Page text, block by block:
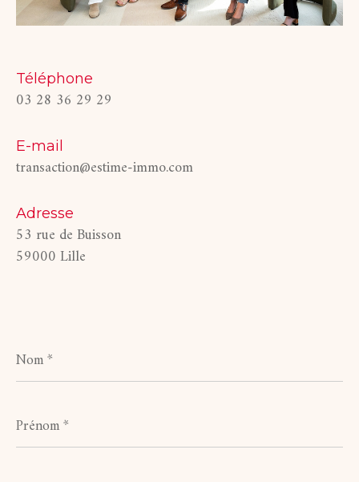
Téléphone
03 28 36 29 29
E-mail
transaction@estime-immo.com
Adresse
53 rue de Buisson
59000 Lille
*
*